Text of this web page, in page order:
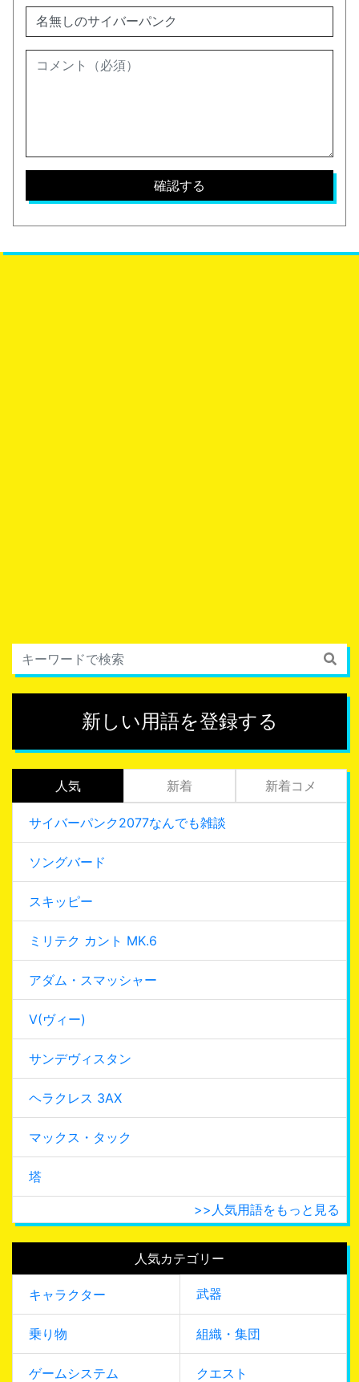
新しい用語を登録する
人気 新着 新着コメ
サイバーパンク2077なんでも雑談
ソングバード
スキッピー
ミリテク カント MK.6
アダム・スマッシャー
V(ヴィー)
サンデヴィスタン
ヘラクレス 3AX
マックス・タック
塔
>>人気用語をもっと見る
人気カテゴリー
キャラクター 武器
乗り物 組織・集団
ゲームシステム クエスト